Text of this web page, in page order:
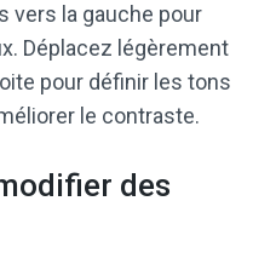
vers la gauche pour
Déplacez légèrement
pour définir les tons
le contraste.
des